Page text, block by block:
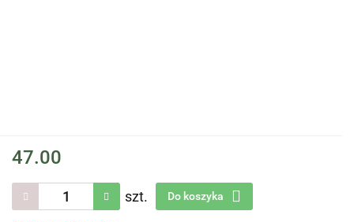
47.00
szt. Do koszyka